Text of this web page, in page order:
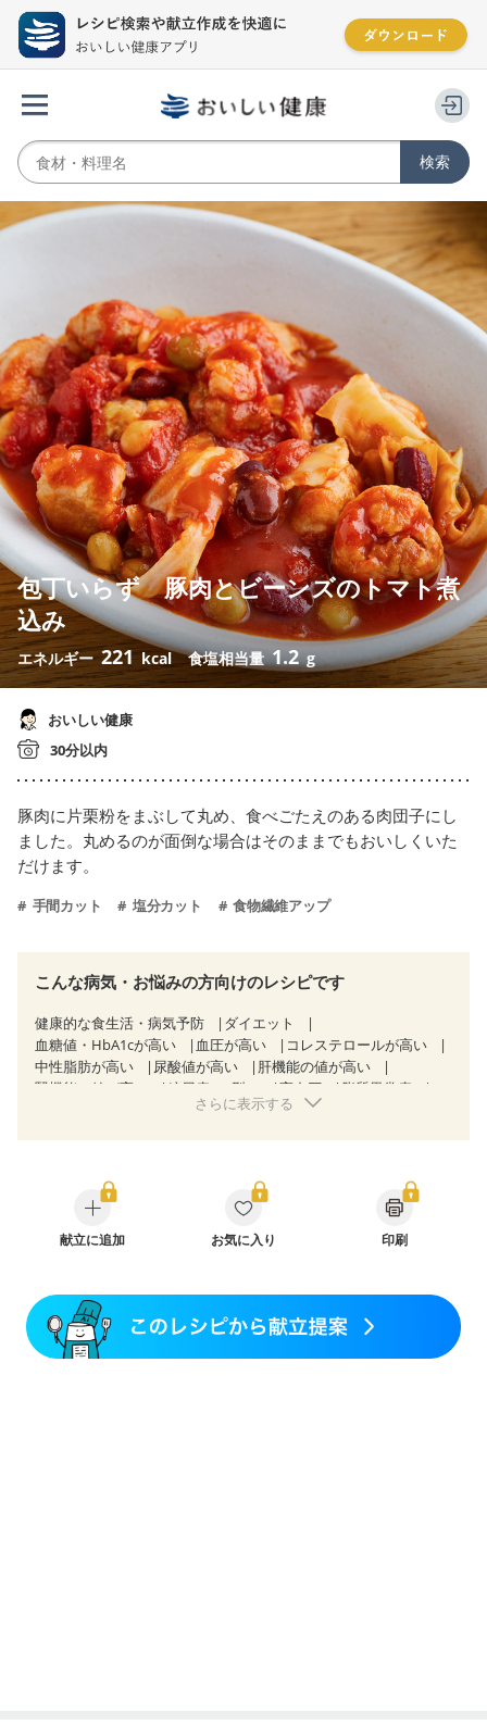
包丁いらず 豚肉とビーンズのトマト煮
込み
エネルギー221 kcal 食塩相当量1.2 g
おいしい健康
30分以内
豚肉に片栗粉をまぶして丸め、食べごたえのある肉団子にし
ました。丸めるのが面倒な場合はそのままでもおいしくいた
だけます。
手間カット 塩分カット 食物繊維アップ
こんな病気・お悩みの方向けのレシピです
健康的な食生活・病気予防
ダイエット
血糖値・HbA1cが高い
血圧が高い
コレステロールが高い
中性脂肪が高い
尿酸値が高い
肝機能の値が高い
腎機能の値が高い
糖尿病（2型） 高血圧
脂質異常症
狭心症 心筋梗塞
糖尿病性腎症（第１期）
糖尿病性腎症（第２期）
糖尿病性腎症（第３期）
CKD（ステージ１）
CKD（ステージ２）
乳がん（抗がん剤治療中）
飲み込みにくい
妊婦健診・体重増加が気になる（初期）
妊婦健診・血圧が気になる（初期）
さらに表示する
献立に追加 お気に入り 印刷